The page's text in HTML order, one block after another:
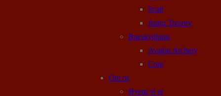
Scatt
Justra Trezory
Bueskydning
Avalon Archery
Core
Om os
Hvem vi er